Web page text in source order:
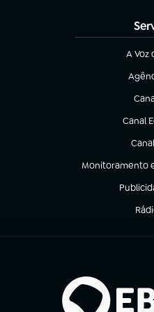
A Voz
(abre
(abre
Canal
(abre
(abre
Monitoramento
(abre em nova
(abre